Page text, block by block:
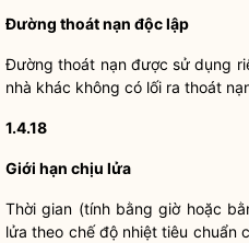
Đường thoát nạn độc lập
Đường thoát nạn được sử dụng
nhà khác không có lối ra thoát
1.4.18
Giới hạn chịu lửa
Thời gian (tính bằng giờ hoặc
lửa theo chế độ nhiệttiêu chuẩn